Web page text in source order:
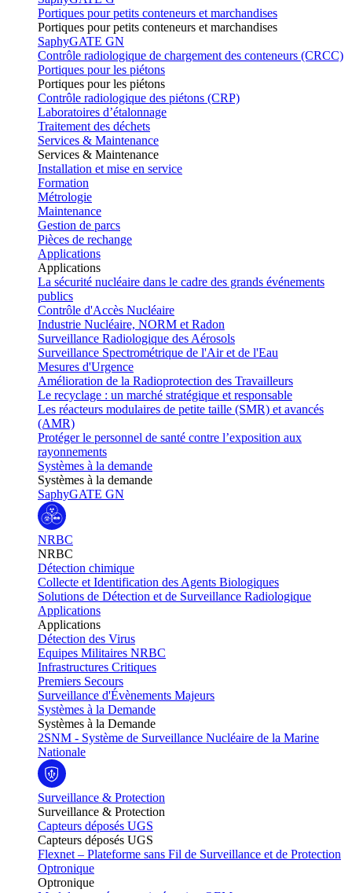
Portiques pour petits conteneurs et marchandises
Portiques pour petits conteneurs et marchandises
SaphyGATE GN
Contrôle radiologique de chargement des conteneurs (CRCC)
Portiques pour les piétons
Portiques pour les piétons
Contrôle radiologique des piétons (CRP)
Laboratoires d’étalonnage
Traitement des déchets
Services & Maintenance
Services & Maintenance
Installation et mise en service
Formation
Métrologie
Maintenance
Gestion de parcs
Pièces de rechange
Applications
Applications
La sécurité nucléaire dans le cadre des grands événements
publics
Contrôle d'Accès Nucléaire
Industrie Nucléaire, NORM et Radon
Surveillance Radiologique des Aérosols
Surveillance Spectrométrique de l'Air et de l'Eau
Mesures d'Urgence
Amélioration de la Radioprotection des Travailleurs
Le recyclage : un marché stratégique et responsable
Les réacteurs modulaires de petite taille (SMR) et avancés
(AMR)
Protéger le personnel de santé contre l’exposition aux
rayonnements
Systèmes à la demande
Systèmes à la demande
SaphyGATE GN
NRBC
NRBC
Détection chimique
Collecte et Identification des Agents Biologiques
Solutions de Détection et de Surveillance Radiologique
Applications
Applications
Détection des Virus
Equipes Militaires NRBC
Infrastructures Critiques
Premiers Secours
Surveillance d'Évènements Majeurs
Systèmes à la Demande
Systèmes à la Demande
2SNM - Système de Surveillance Nucléaire de la Marine
Nationale
Surveillance & Protection
Surveillance & Protection
Capteurs déposés UGS
Capteurs déposés UGS
Flexnet – Plateforme sans Fil de Surveillance et de Protection
Optronique
Optronique